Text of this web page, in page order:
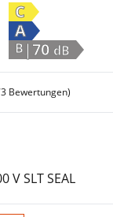
C
A
B |70 dB
Bewertungen)
V SLT SEAL